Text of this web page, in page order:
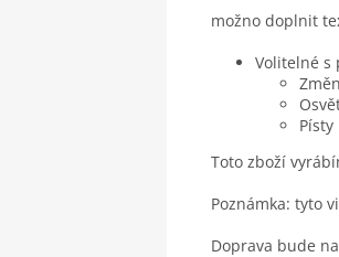
možno doplnit
Volitelné s
Toto zboží
Poznámka: tyto
Doprava bude